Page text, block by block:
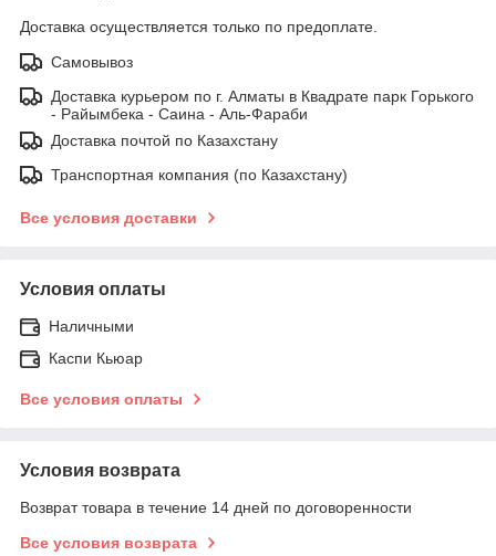
Доставка осуществляется только по предоплате.
Самовывоз
Доставка курьером по г. Алматы в Квадрате парк Горького
- Райымбека - Саина - Аль-Фараби
Доставка почтой по Казахстану
Транспортная компания (по Казахстану)
Все условия доставки
Условия оплаты
Наличными
Каспи Кьюар
Все условия оплаты
Условия возврата
Возврат товара в течение 14 дней по договоренности
Все условия возврата